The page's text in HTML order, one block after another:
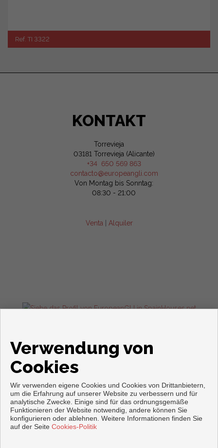
Ref. TI 3322
KONTAKT
Torrevieja
03181 Torrevieja (Alicante)
+34 650 569 863
contacto@europeangli.com
Von Montag bis Sonntag:
08:30 - 21:00
Venta Alquiler
Copyright © 2026. Alle Rechte vorbehalten.
Aviso legal|datenschutzgesetz
Verwendung von
Cookies
Wir verwenden eigene Cookies und Cookies von Drittanbietern,
um die Erfahrung auf unserer Website zu verbessern und für
analytische Zwecke. Einige sind für das ordnungsgemäße
Funktionieren der Website notwendig, andere können Sie
konfigurieren oder ablehnen. Weitere Informationen finden Sie
auf der Seite Cookies-Politik